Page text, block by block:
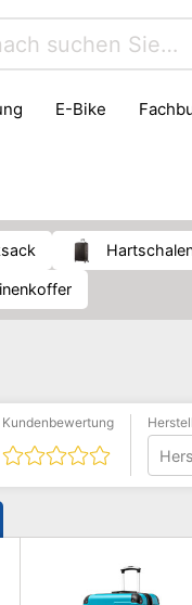
E-Bike
Kundenbewertung